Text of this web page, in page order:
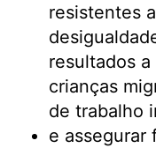
resistentes
resultados
crianças
de trabalho
e assegurar